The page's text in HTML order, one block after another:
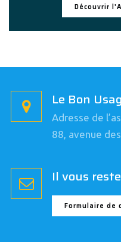
Découvrir
Le Bon
Adresse de
88, avenue
Il vous
Formulaire de